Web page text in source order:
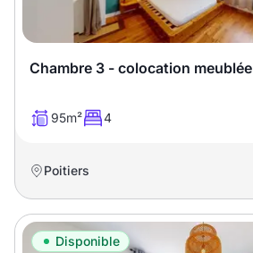
Nombre de chambres
disponibles
Chambre 3 - colocation meublée
95m² 4
Poitiers
Disponible